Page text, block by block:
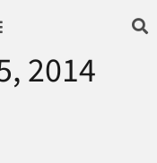
2014